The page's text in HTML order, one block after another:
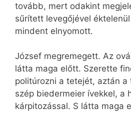
tovább, mert odakint
sűrített levegőjével
mindent elnyomott.
József megremegett. Az
látta maga előtt. Szerette
politúrozni a tetejét, aztán a
szép biedermeier ívekkel, a
kárpitozással. S látta maga